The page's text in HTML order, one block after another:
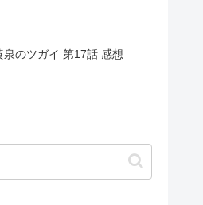
泉のツガイ 第17話 感想